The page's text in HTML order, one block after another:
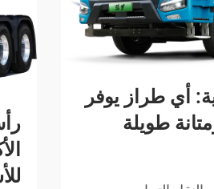
أي طراز يوفر
طويلة